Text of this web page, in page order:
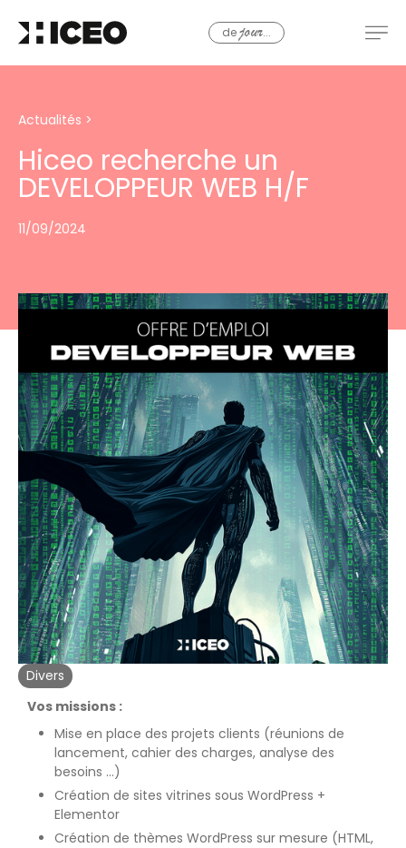
dejour...
Actualités >
Hiceo recherche un
DEVELOPPEUR WEB H/F
11/09/2024
Divers
Vos missions :
Mise en place des projets clients (réunions de
lancement, cahier des charges, analyse des
besoins …)
Création de sites vitrines sous WordPress +
Elementor
Création de thèmes WordPress sur mesure (HTML,